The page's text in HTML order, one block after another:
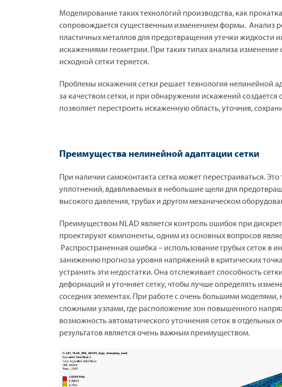
Моделирование таких технологий производства, как
сопровождается существенным изменением формы. Анализ
пластичных металлов для предотвращения утечки жидкости
искажениями геометрии. При таких типах анализа
исходной сетки теряется.
Проблемы искажения сетки решает технология нелинейной
за качеством сетки, и при обнаружении искажений создается
позволяет перестроить искаженную область, уточнив,
Преимущества нелинейной адаптации сетки
При наличии самоконтакта сетка может перестраиваться.
уплотнений, вдавливаемых в небольшие щели для
высокого давления, трубах и другом механическом
Преимуществом NLAD является контроль ошибок при
проектируют компоненты, одним из основных вопросов
Распространенная ошибка – использование грубых сеток в
занижению прогноза уровня напряжений в критических
устранить эти недостатки. Она отслеживает способность
деформаций и уточняет сетку, чтобы лучше определять
соседних элементах. При работе с очень большими
сложными узлами, где расположение зон повышенного
возможность автоматического уточнения сеток в отдельных
результатов является очень важным преимуществом.